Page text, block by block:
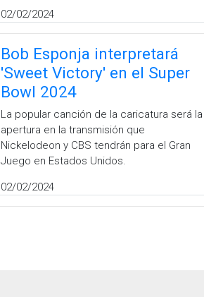
02/02/2024
Bob Esponja interpretará
'Sweet Victory' en el Super
Bowl 2024
La popular canción de la caricatura será la
apertura en la transmisión que
Nickelodeon y CBS tendrán para el Gran
Juego en Estados Unidos.
02/02/2024